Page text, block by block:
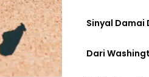
Sinyal Damai
Dari